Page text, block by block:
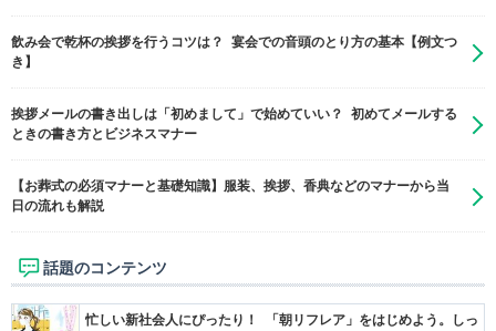
飲み会で乾杯の挨拶を行うコツは？ 宴会での音頭のとり方の基本【例文つ
き】
挨拶メールの書き出しは「初めまして」で始めていい？ 初めてメールする
ときの書き方とビジネスマナー
【お葬式の必須マナーと基礎知識】服装、挨拶、香典などのマナーから当
日の流れも解説
話題のコンテンツ
忙しい新社会人にぴったり！ 「朝リフレア」をはじめよう。しっ